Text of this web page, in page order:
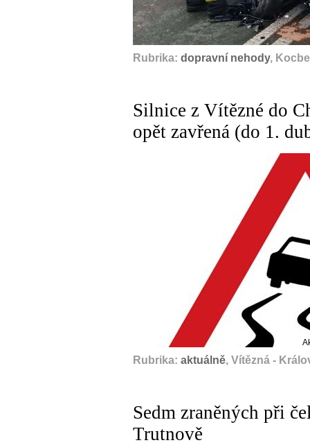
Rubrika: dopravní nehody,
Silnice z Vítězné do
opět zavřená (do 1.
Rubrika: aktuálně, Vítězná -
Sedm zraněných při
Trutnově